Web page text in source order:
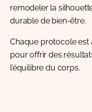
remodeler la
durable de bien-être.
Chaque protocole est
pour offrir des
l’équilibre du corps.